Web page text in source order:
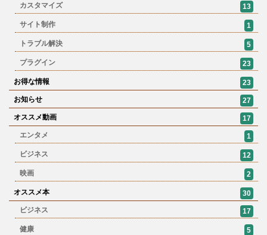
カスタマイズ
13
サイト制作 1
トラブル解決 5
プラグイン 23
お得な情報
23
お知らせ
27
オススメ動画
17
エンタメ
1
ビジネス 12
映画 2
オススメ本
30
ビジネス
17
健康 5